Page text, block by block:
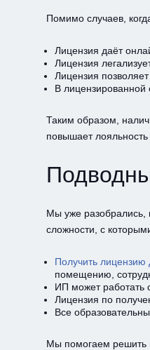
Помимо случаев,
Лицензия даёт
Лицензия
Лицензия
В лицензированной
Таким образом,
повышает лояльность
Мы уже разобрались,
сложности, с
Получить
помещению,
ИП может работать
Лицензия по
Все
Мы помогаем решить